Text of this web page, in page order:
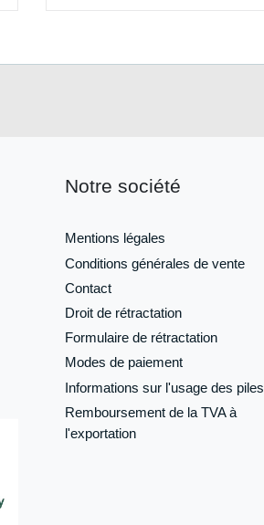
Notre société
Mentions légales
Conditions générales de vente
Contact
Droit de rétractation
Formulaire de rétractation
Modes de paiement
Informations sur l'usage des piles
Remboursement de la TVA à
l'exportation